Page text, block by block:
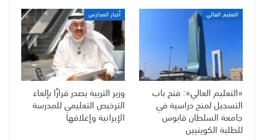
التعليم العالي
«التعليم العالي»: فتح باب
التسجيل لمنح دراسية في
جامعة السلطان قابوس
للطلبة الكويتيين
أخبار المدارس
وزير التربية يصدر قرارًا بإلغاء
الترخيص التعليمي للمدرسة
الإيرانية وإغلاقها